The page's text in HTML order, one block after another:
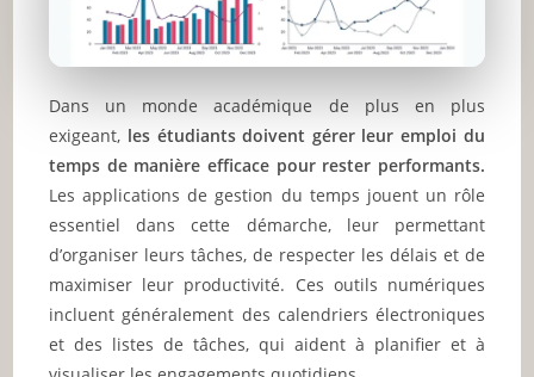
Dans un monde académique de plus en plus
exigeant, les étudiants doivent gérer leur emploi du
temps de manière efficace pour rester performants.
Les applications de gestion du temps jouent un rôle
essentiel dans cette démarche, leur permettant
d’organiser leurs tâches, de respecter les délais et de
maximiser leur productivité. Ces outils numériques
incluent généralement des calendriers électroniques
et des listes de tâches, qui aident à planifier et à